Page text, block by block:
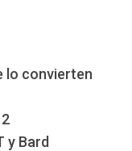
lo convierten
y Bard